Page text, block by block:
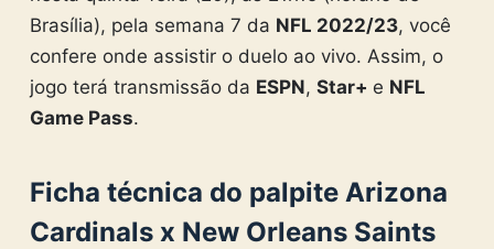
Brasília), pela semana 7 da NFL 2022/23, você
confere onde assistir o duelo ao vivo. Assim, o
jogo terá transmissão da ESPN, Star+ e NFL
Game Pass.
Ficha técnica do palpite Arizona
Cardinals x New Orleans Saints